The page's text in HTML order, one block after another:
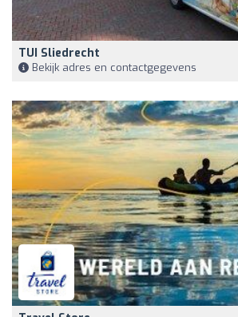
TUI Sliedrecht
Bekijk adres en contactgegevens